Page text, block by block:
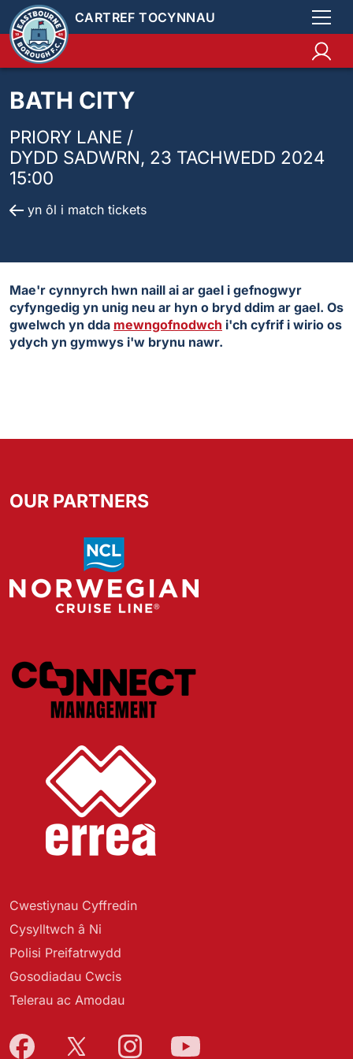
CARTREF TOCYNNAU
BATH CITY
PRIORY LANE /
DYDD SADWRN, 23 TACHWEDD 2024
15:00
yn ôl i match tickets
Mae'r cynnyrch hwn naill ai ar gael i gefnogwyr
cyfyngedig yn unig neu ar hyn o bryd ddim ar gael. Os
gwelwch yn dda mewngofnodwch i'ch cyfrif i wirio os
ydych yn gymwys i'w brynu nawr.
Cwestiynau Cyffredin
Cysylltwch â Ni
Polisi Preifatrwydd
Gosodiadau Cwcis
Telerau ac Amodau
OUR PARTNERS